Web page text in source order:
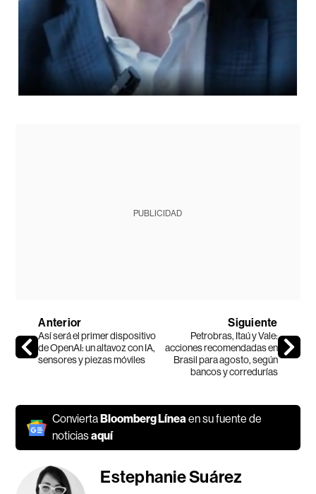
PUBLICIDAD
Anterior
Así será el primer dispositivo
de OpenAI: un altavoz con IA,
sensores y piezas móviles
Siguiente
Petrobras, Itaú y Vale:
acciones recomendadas en
Brasil para agosto, según
bancos y corredurías
ConviertaBloomberg Líneaen su fuente de
noticiasaquí
Estephanie Suárez